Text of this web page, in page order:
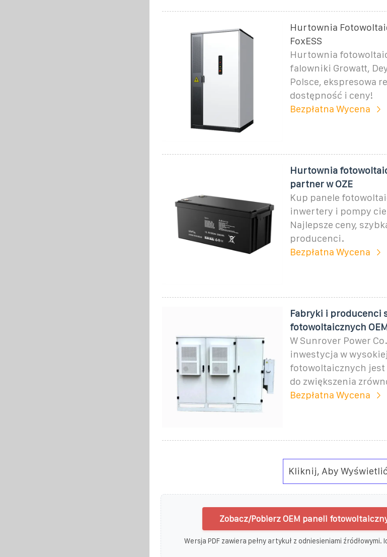
Hurtownia
FoxESS
Hurtownia
falowniki Growatt,
Polsce, ekspresowa
dostępność i ceny!
Bezpłatna Wycena
Hurtownia
partner w OZE
Kup panele
inwertery i pompy
Najlepsze ceny,
producenci.
Bezpłatna Wycena
Fabryki i producenci
fotowoltaicznych
W Sunrover Power
inwestycja w
fotowoltaicznych jest
do zwiększenia
Bezpłatna Wycena
Kliknij, Aby Wyświetlić
Zobacz/Pobierz OEM paneli
Wersja PDF zawiera pełny artykuł z odniesieniami